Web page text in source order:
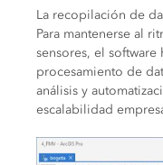
La recopilación de
Para mantenerse al
sensores, el software
procesamiento de
análisis y
escalabilidad